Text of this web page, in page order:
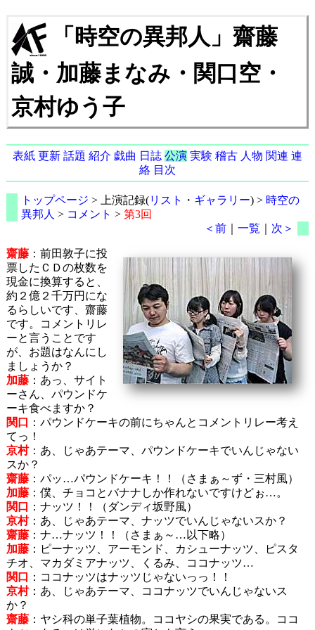
「時空の異邦人」齋藤
誠・加藤まなみ・関口空・
京村ゆう子
表紙 更新 話題 紹介 戯曲 日誌 公演 実験 稽古 人物 関連 連
絡 目次
トップページ > 上演記録(リスト ・ ギャラリー) > 時空の
異邦人 > コメント > 第3回
＜前 ｜一覧 次＞
齋藤：前田敦子に投
票したＣＤの枚数を
現金に換算すると、
約２億２千万円にな
るらしいです、齋藤
です。コメントリレ
ーと言うことです
が、お題はなんにし
ましょうか？
加藤：あっ、サイト
ーさん、パウンドケ
ーキ食べますか？
関口
：パウンドケーキの前にちゃんとコメントリレー考え
てっ！
京村：あ、じゃあテーマ、パウンドケーキでいんじゃない
スか？
齋藤：パッ…パウンドケーキ！！（さまぁ～ず・三村風）
加藤：僕、チョコとバナナしか作れないですけどぉ…。
関口
：ナッツ！！（ダンディ坂野風）
京村：あ、じゃあテーマ、ナッツでいんじゃないスか？
齋藤：ナ…ナッツ！！（さまぁ～…以下略）
加藤：ピーナッツ、アーモンド、カシューナッツ、ピスタ
チオ、マカダミアナッツ、くるみ、ココナッツ…
関口
：ココナッツはナッツじゃないっっ！！
京村：あ、じゃあテーマ、ココナッツでいんじゃないス
か？
齋藤：ヤシ科の単子葉植物。ココヤシの果実である。ココ